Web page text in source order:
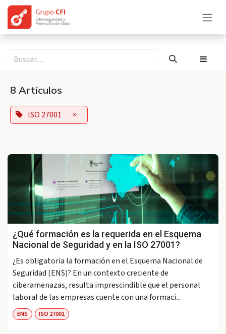
Ir al contenido
8 Artículos
ISO 27001 ×
¿Qué formación es la requerida en el Esquema
Nacional de Seguridad y en la ISO 27001?
¿Es obligatoria la formación en el Esquema Nacional de
Seguridad (ENS)? En un contexto creciente de
ciberamenazas, resulta imprescindible que el personal
laboral de las empresas cuente con una formaci...
ENS ISO 27001